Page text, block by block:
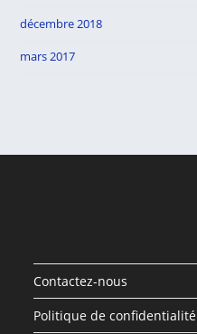
décembre 2018
mars 2017
Contactez-nous
Politique de confidentialité